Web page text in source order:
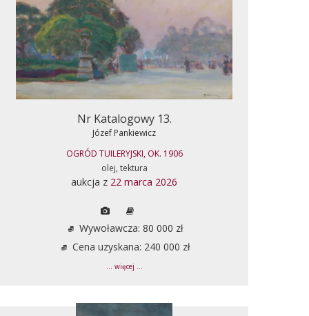
Nr Katalogowy 13.
Józef Pankiewicz
OGRÓD TUILERYJSKI, OK. 1906
olej, tektura
aukcja z 22 marca 2026
Wywoławcza: 80 000 zł
Cena uzyskana: 240 000 zł
... więcej ...